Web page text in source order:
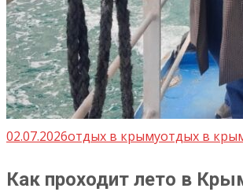
02.07.2026отдых в крымуотдых в
Как проходит лето в